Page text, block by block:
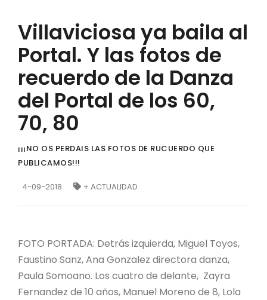
Villaviciosa ya baila al
Portal. Y las fotos de
recuerdo de la Danza
del Portal de los 60,
70, 80
¡¡¡NO OS PERDAIS LAS FOTOS DE RUCUERDO QUE
PUBLICAMOS!!!
4-09-2018 + ACTUALIDAD
FOTO PORTADA: Detrás izquierda, Miguel Toyos,
Faustino Sanz, Ana Gonzalez directora danza,
Paula Somoano. Los cuatro de delante, Zayra
Fernandez de 10 años, Manuel Moreno de 8, Lola